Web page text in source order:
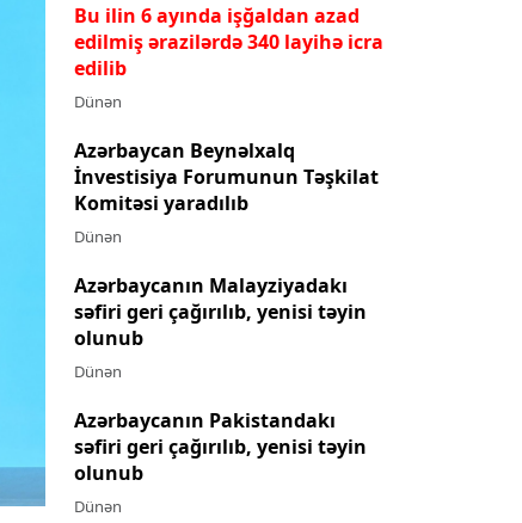
Bu ilin 6 ayında işğaldan azad
edilmiş ərazilərdə 340 layihə icra
edilib
Dünən
Azərbaycan Beynəlxalq
İnvestisiya Forumunun Təşkilat
Komitəsi yaradılıb
Dünən
Azərbaycanın Malayziyadakı
səfiri geri çağırılıb, yenisi təyin
olunub
Dünən
Azərbaycanın Pakistandakı
səfiri geri çağırılıb, yenisi təyin
olunub
Dünən